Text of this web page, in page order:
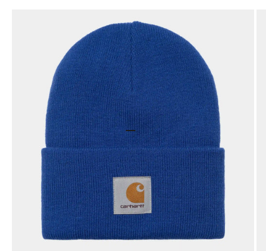
GEHE ZU ELEMENT 1
GEHE ZU ELEMENT 2